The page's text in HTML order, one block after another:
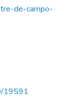
de-campo-
19591